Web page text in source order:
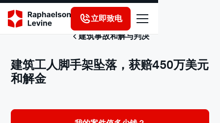
立即致电
建筑事故和解与判决
建筑工人脚手架坠落，获赔450万美元
和解金